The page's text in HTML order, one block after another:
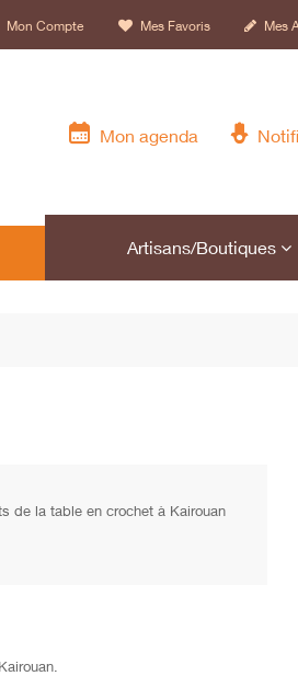
Mon Compte Mes Favoris Mes
Mon agenda
Artisans/Boutiques
de la table en crochet à Kairouan